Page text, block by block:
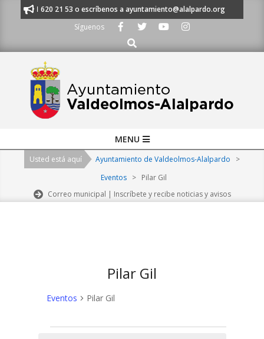
al 91 620 21 53 o escríbenos a ayuntamiento@alalpardo.org
Síguenos
Buscar
Navigation
MENU
Usted está aquí Ayuntamiento de Valdeolmos-Alalpardo
>
Eventos > Pilar Gil
Correo municipal | Inscríbete y recibe noticias y avisos
Pilar Gil
Eventos Pilar Gil